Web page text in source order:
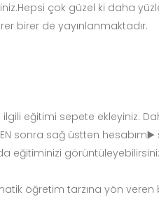
çok güzel ki daha
birer de yayınlanmaktadır.
eğitimi sepete ekleyiniz.
sonra sağ üstten
eğitiminizi
öğretim tarzına yön